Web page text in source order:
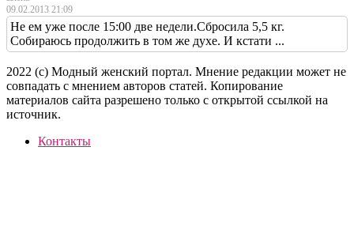
09.02.2013 21:09
Не ем уже после 15:00 две недели.Сбросила 5,5 кг.
Собираюсь продолжить в том же духе. И кстати ...
2022 (c) Модный женский портал. Мнение редакции может не
совпадать с мнением авторов статей. Копирование
материалов сайта разрешено только с открытой ссылкой на
источник.
Контакты